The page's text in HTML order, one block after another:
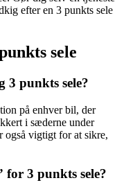
efter en 3 punkts sele
sele
punkts sele?
på enhver bil, der
i sæderne under
også vigtigt for at sikre,
3 punkts sele?